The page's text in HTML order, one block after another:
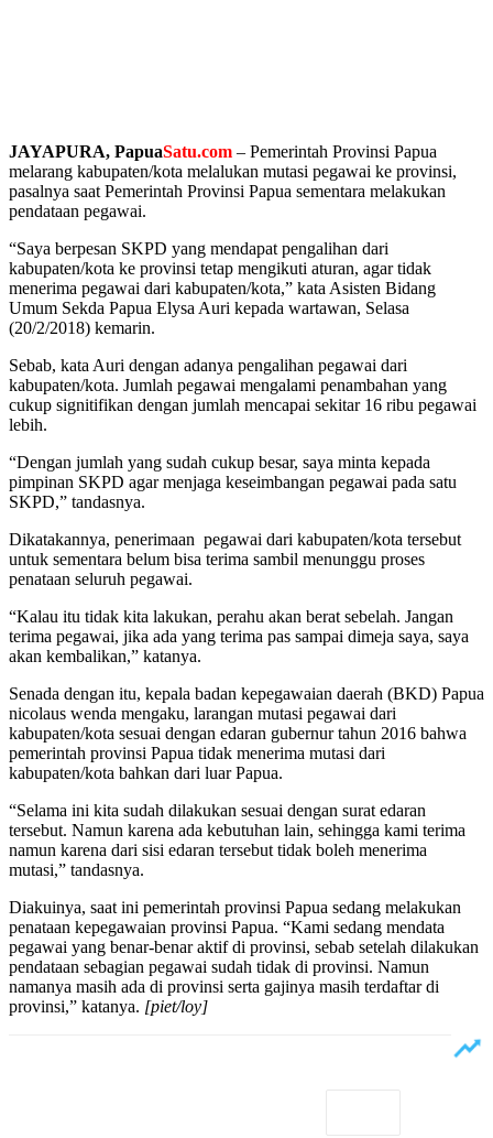
JAYAPURA, PapuaSatu.com – Pemerintah Provinsi Papua
melarang kabupaten/kota melalukan mutasi pegawai ke provinsi,
pasalnya saat Pemerintah Provinsi Papua sementara melakukan
pendataan pegawai.
“Saya berpesan SKPD yang mendapat pengalihan dari
kabupaten/kota ke provinsi tetap mengikuti aturan, agar tidak
menerima pegawai dari kabupaten/kota,” kata Asisten Bidang
Umum Sekda Papua Elysa Auri kepada wartawan, Selasa
(20/2/2018) kemarin.
Sebab, kata Auri dengan adanya pengalihan pegawai dari
kabupaten/kota. Jumlah pegawai mengalami penambahan yang
cukup signitifikan dengan jumlah mencapai sekitar 16 ribu pegawai
lebih.
“Dengan jumlah yang sudah cukup besar, saya minta kepada
pimpinan SKPD agar menjaga keseimbangan pegawai pada satu
SKPD,” tandasnya.
Dikatakannya, penerimaan pegawai dari kabupaten/kota tersebut
untuk sementara belum bisa terima sambil menunggu proses
penataan seluruh pegawai.
“Kalau itu tidak kita lakukan, perahu akan berat sebelah. Jangan
terima pegawai, jika ada yang terima pas sampai dimeja saya, saya
akan kembalikan,” katanya.
Senada dengan itu, kepala badan kepegawaian daerah (BKD) Papua
nicolaus wenda mengaku, larangan mutasi pegawai dari
kabupaten/kota sesuai dengan edaran gubernur tahun 2016 bahwa
pemerintah provinsi Papua tidak menerima mutasi dari
kabupaten/kota bahkan dari luar Papua.
“Selama ini kita sudah dilakukan sesuai dengan surat edaran
tersebut. Namun karena ada kebutuhan lain, sehingga kami terima
namun karena dari sisi edaran tersebut tidak boleh menerima
mutasi,” tandasnya.
Diakuinya, saat ini pemerintah provinsi Papua sedang melakukan
penataan kepegawaian provinsi Papua. “Kami sedang mendata
pegawai yang benar-benar aktif di provinsi, sebab setelah dilakukan
pendataan sebagian pegawai sudah tidak di provinsi. Namun
namanya masih ada di provinsi serta gajinya masih terdaftar di
provinsi,” katanya. [piet/loy]